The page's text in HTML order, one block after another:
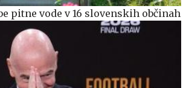
pitne vode v 16 slovenskih občinah